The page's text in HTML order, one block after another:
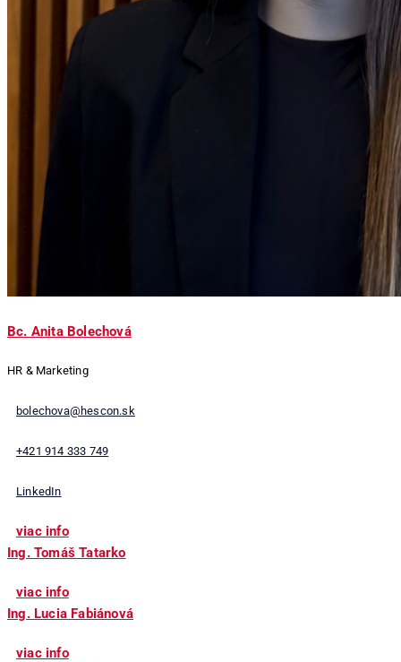
Bc. Anita Bolechová
HR & Marketing
bolechova@hescon.sk
+421 914 333 749
LinkedIn
viac info
Ing. Tomáš Tatarko
viac info
Ing. Lucia Fabiánová
viac info